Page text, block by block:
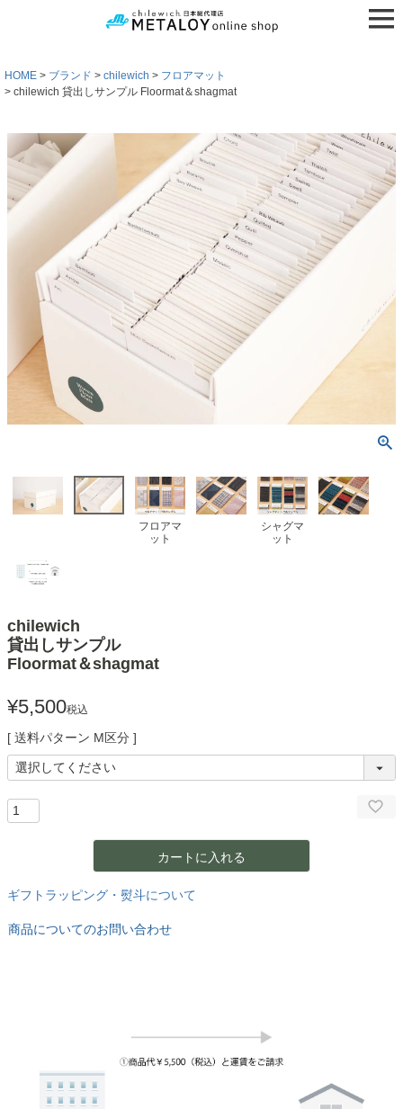
HOME ブランド chilewich
フロアマット
chilewich 貸出しサンプル Floormat＆shagmat
フロアマ
ット
シャグマ
ット
chilewich
貸出しサンプル
Floormat＆shagmat
¥5,500税込
送料パターン M区分
カートに入れる
ギフトラッピング・熨斗について
商品についてのお問い合わせ